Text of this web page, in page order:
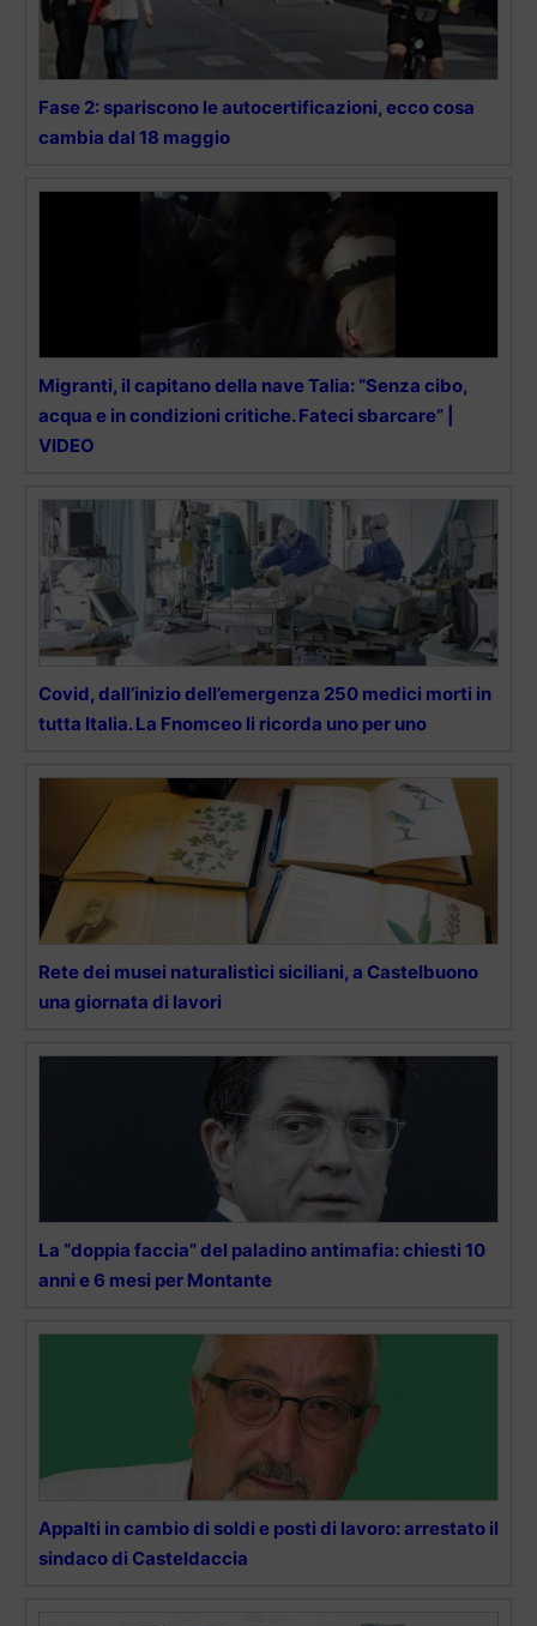
Fase 2: spariscono le autocertificazioni, ecco cosa
cambia dal 18 maggio
Migranti, il capitano della nave Talia: “Senza cibo,
acqua e in condizioni critiche. Fateci sbarcare” |
VIDEO
Covid, dall’inizio dell’emergenza 250 medici morti in
tutta Italia. La Fnomceo li ricorda uno per uno
Rete dei musei naturalistici siciliani, a Castelbuono
una giornata di lavori
La “doppia faccia” del paladino antimafia: chiesti 10
anni e 6 mesi per Montante
Appalti in cambio di soldi e posti di lavoro: arrestato il
sindaco di Casteldaccia